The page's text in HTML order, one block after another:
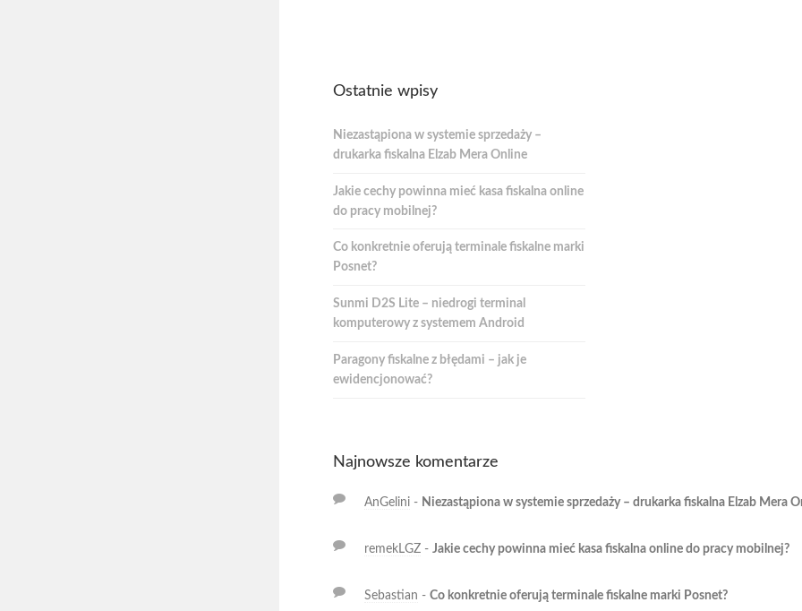
Ostatnie wpisy
Niezastąpiona w systemie sprzedaży –
drukarka fiskalna Elzab Mera Online
Jakie cechy powinna mieć kasa fiskalna online
do pracy mobilnej?
Co konkretnie oferują terminale fiskalne marki
Posnet?
Sunmi D2S Lite – niedrogi terminal
komputerowy z systemem Android
Paragony fiskalne z błędami – jak je
ewidencjonować?
Najnowsze komentarze
AnGelini - Niezastąpiona w systemie sprzedaży – drukarka fiskalna Elzab Mera
remekLGZ - Jakie cechy powinna mieć kasa fiskalna online do pracy mobilnej?
Sebastian - Co konkretnie oferują terminale fiskalne marki Posnet?